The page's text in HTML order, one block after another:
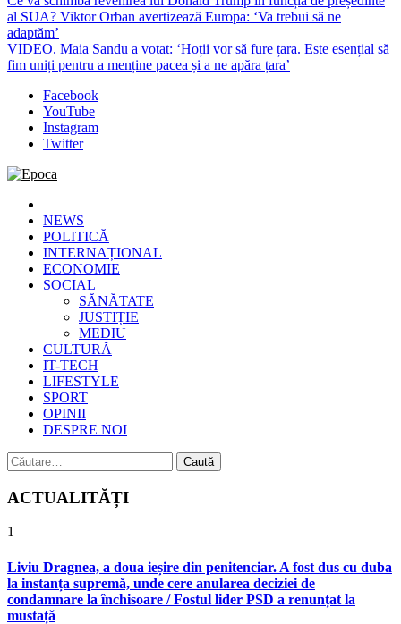
al SUA? Viktor Orban avertizează Europa: ‘Va trebui să ne
adaptăm’
VIDEO. Maia Sandu a votat: ‘Hoții vor să fure țara. Este esențial să
fim uniți pentru a menține pacea și a ne apăra țara’
Facebook
YouTube
Instagram
Twitter
Epoca
Cele mai noi știri online din România
NEWS
POLITICĂ
INTERNAȚIONAL
ECONOMIE
SOCIAL
SĂNĂTATE
JUSTIȚIE
MEDIU
CULTURĂ
IT-TECH
LIFESTYLE
SPORT
OPINII
DESPRE NOI
Caută
după:
ACTUALITĂȚI
1
Liviu Dragnea, a doua ieșire din penitenciar. A fost dus cu duba
la instanța supremă, unde cere anularea deciziei de
condamnare la închisoare / Fostul lider PSD a renunțat la
mustață